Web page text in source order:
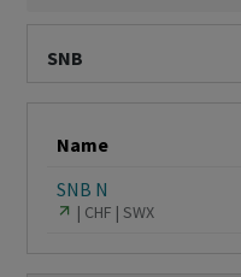
SNB
Name
SNB N
CHF SWX